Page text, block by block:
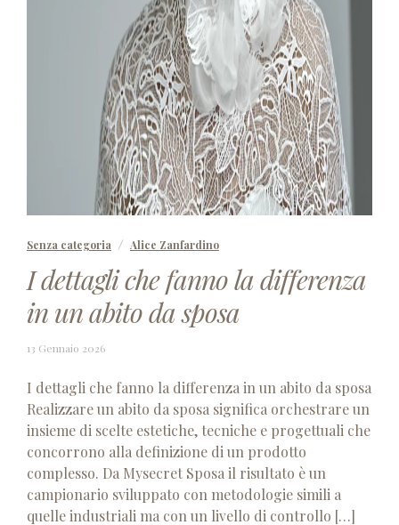
Senza categoria Alice Zanfardino
I dettagli che fanno la differenza
in un abito da sposa
13 Gennaio 202613
2026
I dettagli che fanno la differenza in un abito da sposa
Realizzare un abito da sposa significa orchestrare un
insieme di scelte estetiche, tecniche e progettuali che
concorrono alla definizione di un prodotto
complesso. Da Mysecret Sposa il risultato è un
campionario sviluppato con metodologie simili a
quelle industriali ma con un livello di controllo […]